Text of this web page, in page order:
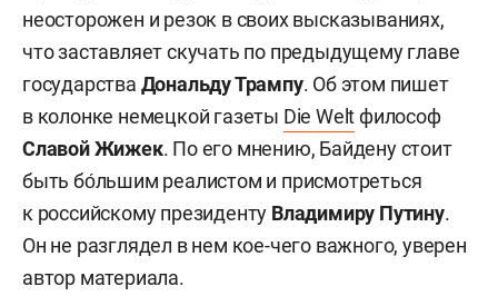
неосторожен и резок в своих высказываниях,
что заставляет скучать по предыдущему главе
государства Дональду Трампу. Об этом пишет
в колонке немецкой газеты Die Welt философ
Славой Жижек. По его мнению, Байдену стоит
быть бо́льшим реалистом и присмотреться
к российскому президенту Владимиру Путину.
Он не разглядел в нем кое-чего важного, уверен
автор материала.